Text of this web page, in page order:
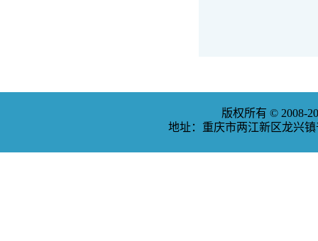
版权所有 © 2008-
地址：重庆市两江新区龙兴镇